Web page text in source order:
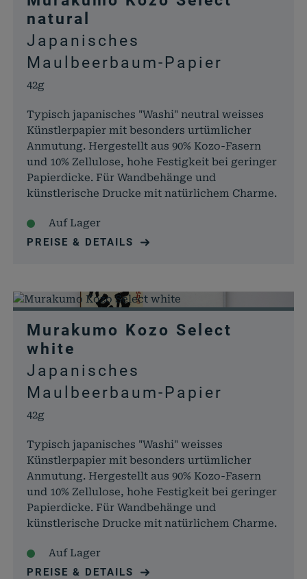
natural
Japanisches
Maulbeerbaum-Papier
42g
Typisch japanisches "Washi" neutral weisses
Künstlerpapier mit besonders urtümlicher
Anmutung. Hergestellt aus 90% Kozo-Fasern
und 10% Zellulose, hohe Festigkeit bei geringer
Papierdicke. Für Wandbehänge und
künstlerische Drucke mit natürlichem Charme.
Auf Lager
PREISE & DETAILS
Murakumo Kozo Select
white
Japanisches
Maulbeerbaum-Papier
42g
Typisch japanisches "Washi" weisses
Künstlerpapier mit besonders urtümlicher
Anmutung. Hergestellt aus 90% Kozo-Fasern
und 10% Zellulose, hohe Festigkeit bei geringer
Papierdicke. Für Wandbehänge und
künstlerische Drucke mit natürlichem Charme.
Auf Lager
PREISE & DETAILS